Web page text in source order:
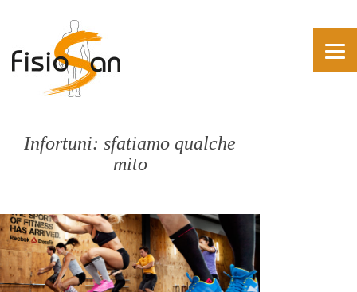
Infortuni: sfatiamo qualche
mito